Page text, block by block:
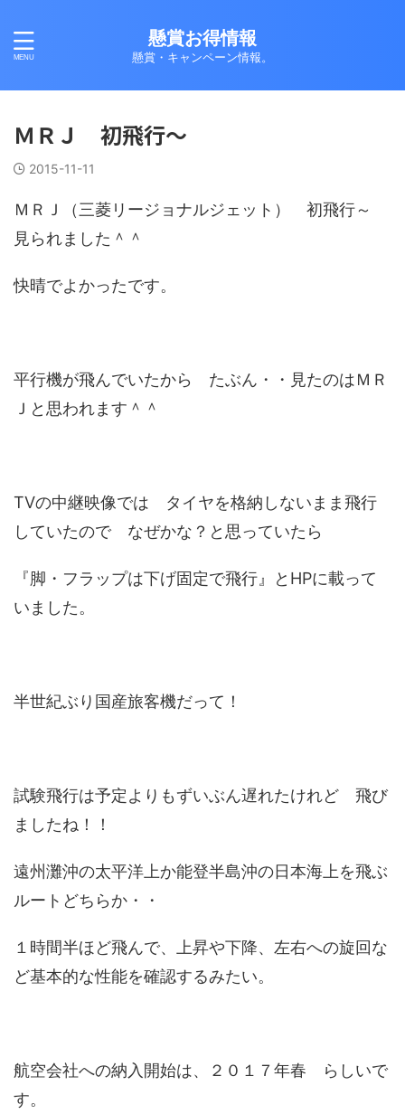
懸賞お得情報
懸賞・キャンペーン情報。
ＭＲＪ 初飛行～
2015-11-11
ＭＲＪ（三菱リージョナルジェット） 初飛行～
見られました＾＾
快晴でよかったです。
平行機が飛んでいたから たぶん・・見たのはＭＲ
Ｊと思われます＾＾
TVの中継映像では タイヤを格納しないまま飛行
していたので なぜかな？と思っていたら
『脚・フラップは下げ固定で飛行』とHPに載って
いました。
半世紀ぶり国産旅客機だって！
試験飛行は予定よりもずいぶん遅れたけれど 飛び
ましたね！！
遠州灘沖の太平洋上か能登半島沖の日本海上を飛ぶ
ルートどちらか・・
１時間半ほど飛んで、上昇や下降、左右への旋回な
ど基本的な性能を確認するみたい。
航空会社への納入開始は、２０１７年春 らしいで
す。